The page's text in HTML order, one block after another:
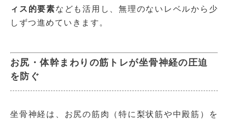
ィス的要素なども活用し、無理のないレベルから少
しずつ進めていきます。
お尻・体幹まわりの筋トレが坐骨神経の圧迫
を防ぐ
坐骨神経は、お尻の筋肉（特に梨状筋や中殿筋）を